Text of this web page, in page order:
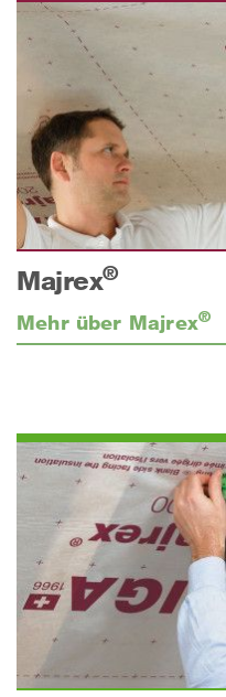
Majrex®
Mehr über Majrex®